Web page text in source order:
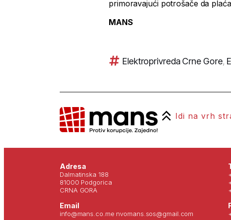
primoravajući potrošače da
MANS
Elektroprivreda Crne Gore,
Idi na vrh
Adresa
Dalmatinska 188
81000 Podgorica
CRNA GORA
Email
info@mans.co.me nvomans.sos@gmail.com